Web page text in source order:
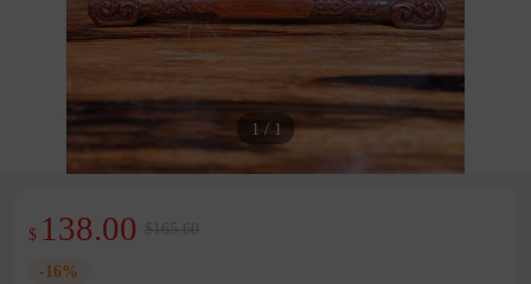
1 / 1
$ 138.00 $165.60
-16%